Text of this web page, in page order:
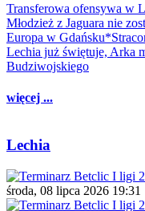
Transferowa ofensywa w
Młodzież z Jaguara nie
Europa w
Lechia już świętuje, Arka
Budziwojskiego
więcej ...
Lechia
środa, 08 lipca 2026 19:31